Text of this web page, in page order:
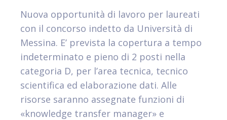
Nuova opportunità di lavoro per laureati
con il concorso indetto da Università di
Messina. E’ prevista la copertura a tempo
indeterminato e pieno di 2 posti nella
categoria D, per l’area tecnica, tecnico
scientifica ed elaborazione dati. Alle
risorse saranno assegnate funzioni di
«knowledge transfer manager» e